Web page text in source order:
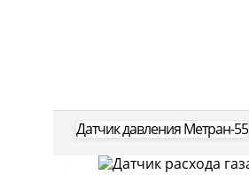
Датчик давления Метран-55